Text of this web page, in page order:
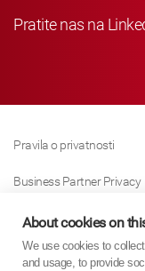
Pratite nas na
Pravila o privatnosti
Business Partner Privacy
Pravila O Kolačićima
Modern Slavery Act Policy
About cookies on
We use cookies to
and usage, to provide